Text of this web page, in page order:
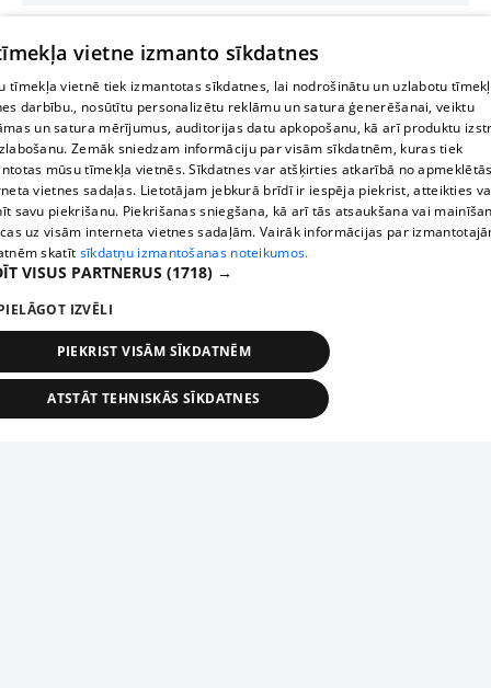
vietne izmanto sīkdatnes
tīmekļa vietnē tiek izmantotas sīkdatnes, lai nodrošinātu un uzlabotu
darbību., nosūtītu personalizētu reklāmu un satura ģenerēšanai, veiktu
un satura mērījumus, auditorijas datu apkopošanu, kā arī produktu
Zemāk sniedzam informāciju par visām sīkdatnēm, kuras tiek
mūsu tīmekļa vietnēs. Sīkdatnes var atšķirties atkarībā no
vietnes sadaļas. Lietotājam jebkurā brīdī ir iespēja piekrist, atteikties
savu piekrišanu. Piekrišanas sniegšana, kā arī tās atsaukšana vai
uz visām interneta vietnes sadaļām. Vairāk informācijas par
skatīt sīkdatņu izmantošanas noteikumos.
VISUS PARTNERUS (1718) →
IZVĒLI
PIEKRIST VISĀM SĪKDATNĒM
ATSTĀT TEHNISKĀS SĪKDATNES